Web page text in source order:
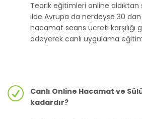
Teorik eğitimleri online aldıktan
ilde Avrupa da nerdeyse 30 dan
hacamat seans ücreti karşılığı
ödeyerek canlı uygulama
Canlı Online Hacamat ve
kadardır?